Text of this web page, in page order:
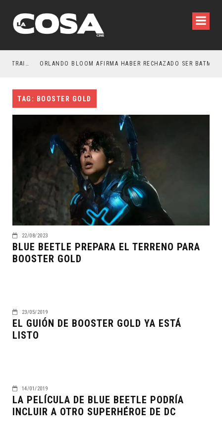
LA NOCHE DEL DEMONIO: ESTÁN ENTRE NOSOTROS – TRAILER FINAL ORLANDO BLOOM AFIRMA HABER RECHAZADO SER BATMAN
TAG: BOOSTER GOLD
22/08/2023
BLUE BEETLE PREPARA EL TERRENO PARA
BOOSTER GOLD
23/05/2019
EL GUIÓN DE BOOSTER GOLD YA ESTÁ
LISTO
14/01/2019
LA PELÍCULA DE BLUE BEETLE PODRÍA
INCLUIR A OTRO SUPERHÉROE DE DC